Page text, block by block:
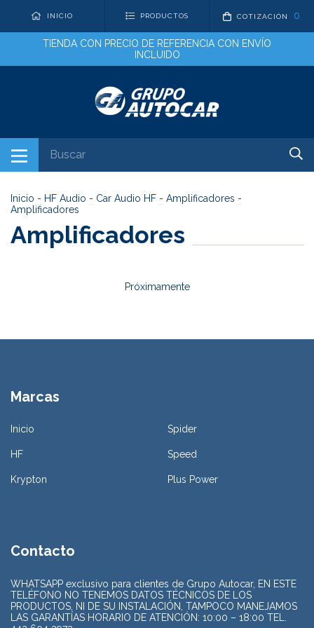
INICIO PRODUCTOS COTIZACIÓN 0
TIENDA CON PRECIO DE REFERENCIA CON ENVÍO
INCLUIDO
Inicio - HF Audio - Car Audio HF - Amplificadores -
Amplificadores
Amplificadores
Próximamente
Marcas
Inicio Spider
HF Speed
Krypton Plus Power
Contacto
WHATSAPP exclusivo para clientes de Grupo Autocar, EN ESTE
TELÉFONO NO TENEMOS DATOS TÉCNICOS DE LOS
PRODUCTOS, NI DE SU INSTALACIÓN, TAMPOCO MANEJAMOS
LAS GARANTÍAS HORARIO DE ATENCIÓN: 10:00 – 18:00 TEL.